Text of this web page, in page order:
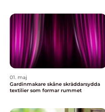
01. maj
Gardinmakare skåne skräddarsydda
textilier som formar rummet